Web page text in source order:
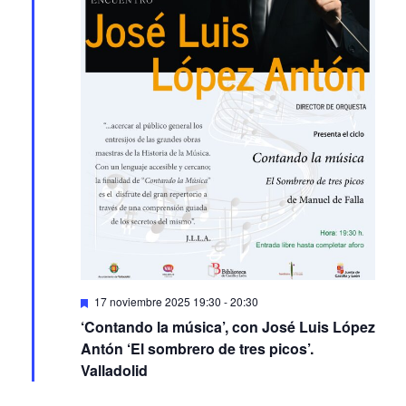
Featured
17 noviembre 2025 19:30-20:30
‘Contando la música’, con José Luis López
Antón ‘El sombrero de tres picos’.
Valladolid